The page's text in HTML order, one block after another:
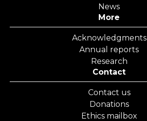
News
More
Acknowledgments
Annual reports
Research
Contact
Contact us
Donations
Ethics mailbox